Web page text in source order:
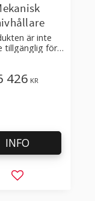
är inte
tillgänglig för
426 KR
Lägg till i
INFO